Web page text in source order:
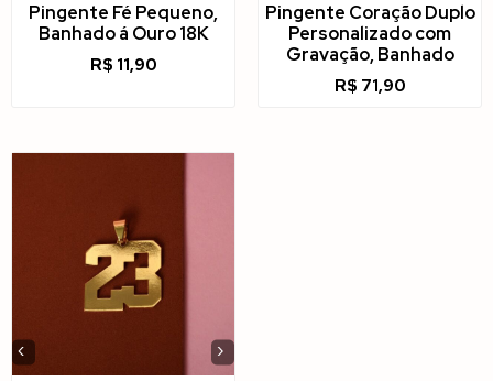
Pingente Fé Pequeno,
Banhado á Ouro 18K
R$ 11,90
Pingente Coração Duplo
Personalizado com
Gravação, Banhado
R$ 71,90
‹
›